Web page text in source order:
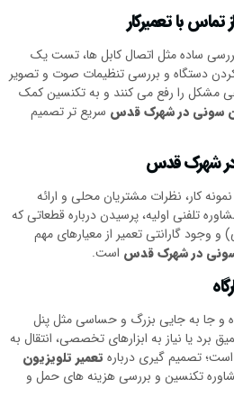
با تعمیرکار
ساده مثل اتصال کابل ها، تست یک
دستگاه و بررسی تنظیمات صوت و تصویر
مشکل را رفع می کنند و به تکنسین کمک
سونی در شهرک قدس سریع تر تصمیم
در شهرک قدس
کار، نظرات مشتریان محلی و ارائه
تلفنی اولیه، پرسیدن درباره قطعاتی که
و وجود گارانتی تعمیر از معیارهای مهم
سونی در شهرک قدس است.
و جا به جایی بزرگ و حساسی مثل پنل
برد یا نیاز به ابزارهای تخصصی، انتقال به
است؛ تصمیم گیری درباره تعمیر تلویزیون
تکنسین و بررسی هزینه های حمل و